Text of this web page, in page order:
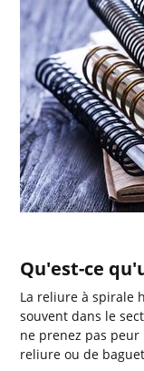
Qu'est-ce
La reliure à spirale
souvent dans le
ne prenez pas
reliure ou de